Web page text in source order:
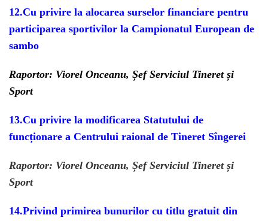
12.Cu privire la alocarea surselor financiare pentru
participarea sportivilor la Campionatul European de
sambo
Raportor: Viorel Onceanu, Șef Serviciul Tineret și
Sport
13.Cu privire la modificarea Statutului de
funcționare a Centrului raional de Tineret Sîngerei
Raportor: Viorel Onceanu, Șef Serviciul Tineret și
Sport
14.Privind primirea bunurilor cu titlu gratuit din